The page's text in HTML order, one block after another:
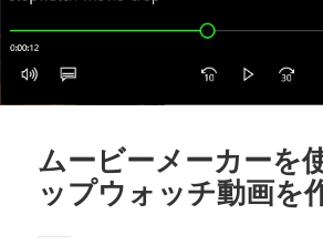
ムービーメーカーを
ップウォッチ動画を